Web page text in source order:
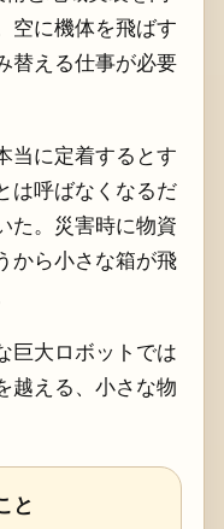
空に機体を飛ばす
替える仕事が必要
当に定着するとす
は呼ばなくなるだ
た。災害時に物資
から小さな箱が飛
巨大ロボットでは
越える、小さな物
と